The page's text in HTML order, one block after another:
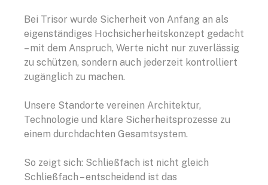
Bei Trisor wurde Sicherheit von Anfang an als
eigenständiges Hochsicherheitskonzept gedacht
– mit dem Anspruch, Werte nicht nur zuverlässig
zu schützen, sondern auch jederzeit kontrolliert
zugänglich zu machen.
Unsere Standorte vereinen Architektur,
Technologie und klare Sicherheitsprozesse zu
einem durchdachten Gesamtsystem.
So zeigt sich: Schließfach ist nicht gleich
Schließfach – entscheidend ist das